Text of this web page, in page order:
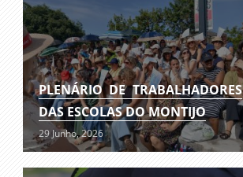
PLENÁRIO DE TRABALHADORES
DAS ESCOLAS DO MONTIJO
29 Junho, 2026